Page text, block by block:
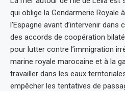
qui oblige la Gendarmerie Royale
l’Espagne avant d’intervenir
des accords de coopération
pour lutter contre l’immigration
marine royale marocaine et à la
travailler dans les eaux
empêcher les tentatives de